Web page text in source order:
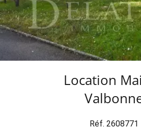
Location
Réf. 2608771